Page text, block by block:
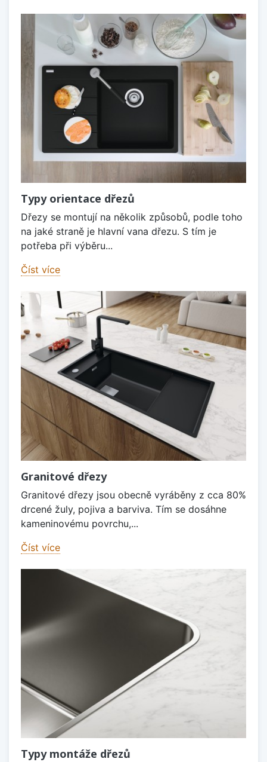
Typy orientace dřezů
Dřezy se montují na několik způsobů, podle toho
na jaké straně je hlavní vana dřezu. S tím je
potřeba při výběru...
Číst více
Granitové dřezy
Granitové dřezy jsou obecně vyráběny z cca 80%
drcené žuly, pojiva a barviva. Tím se dosáhne
kameninovému povrchu,...
Číst více
Typy montáže dřezů